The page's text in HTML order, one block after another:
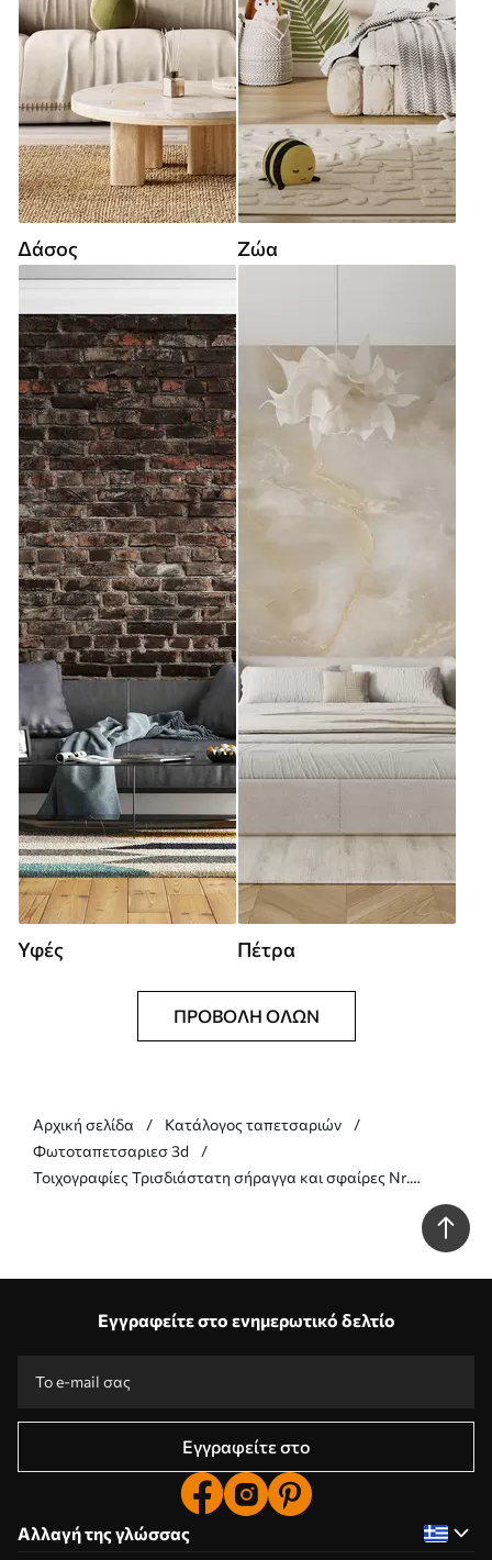
Δάσος Ζώα
Υφές Πέτρα
ΠΡΟΒΟΛΉ ΌΛΩΝ
Αρχική σελίδα
Κατάλογος ταπετσαριών
Φωτοταπετσαριεσ 3d
Τοιχογραφίες Τρισδιάστατη σήραγγα και σφαίρες Nr.
Εγγραφείτε στο ενημερωτικό δελτίο
Εγγραφείτε στο
Αλλαγή της γλώσσας